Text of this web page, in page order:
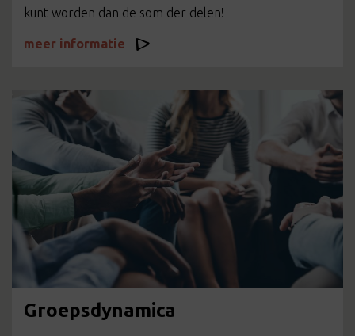
kunt worden dan de som der delen!
meer informatie
Groepsdynamica